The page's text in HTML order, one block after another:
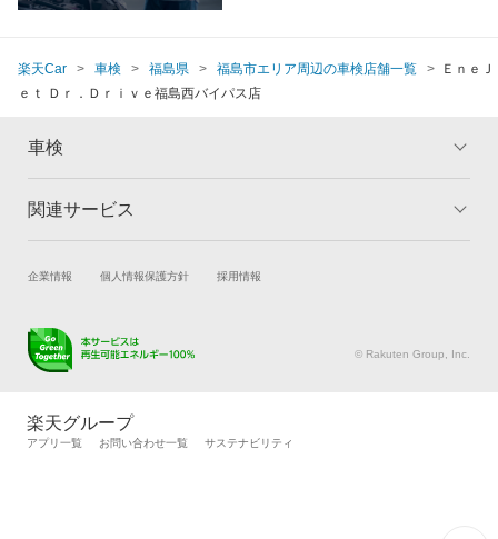
楽天Car 車検 福島県 福島市エリア周辺の車検店舗一覧
ＥｎｅＪ
ｅｔ Ｄｒ．Ｄｒｉｖｅ福島西バイパス店
車検
トップ
車検の基礎知識 キャンペーン一覧
関連サービス
試乗・商談 新車購入
キズ修理予約
メンテナンス管理
タイヤ交換サービス
自動車カタログ 自動車保険
企業情報 個人情報保護方針 採用情報
© Rakuten Group, Inc.
楽天グループ
アプリ一覧 お問い合わせ一覧 サステナビリティ